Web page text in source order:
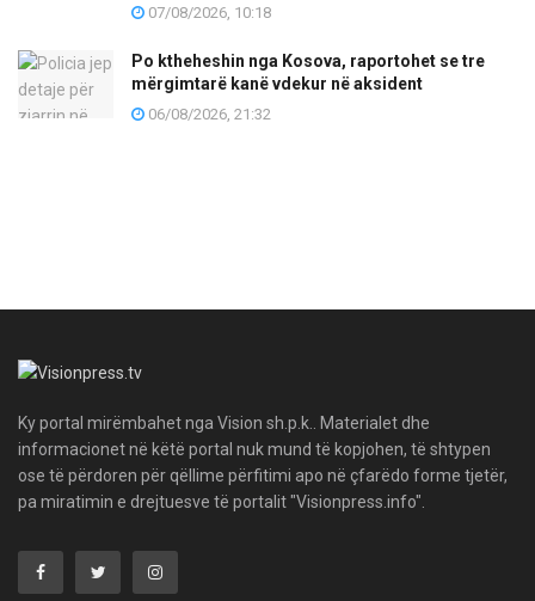
07/08/2026, 10:18
Po ktheheshin nga Kosova, raportohet se tre
mërgimtarë kanë vdekur në aksident
06/08/2026, 21:32
Ky portal mirëmbahet nga Vision sh.p.k.. Materialet dhe
informacionet në këtë portal nuk mund të kopjohen, të shtypen
ose të përdoren për qëllime përfitimi apo në çfarëdo forme tjetër,
pa miratimin e drejtuesve të portalit "Visionpress.info".